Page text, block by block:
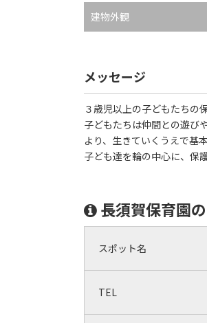
建物外観
メッセージ
３歳児以上の子どもたちの
子どもたちは仲間との遊び
より、生きていくうえで基
子ども達を輪の中心に、保
長須賀保育園
スポット名
TEL